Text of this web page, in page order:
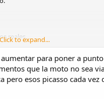
reales.
crear necesidades.
Click to expand...
para poner a
que la moto no sea
esos picasso cada